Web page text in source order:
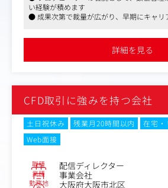
チャンネル数・配信者数の増加に伴い
数値管理から配信者サポート、企画立
応まで、プロデューサーの右腕として
る環境です。
＜具体的には＞
【1】数値管理・レポーティング
・担当チャンネルの売上・視聴者数・
・チャンネル別・配信別の実績を可視
ーへ報告
い経験が積めます
● 成果次第で裁量が広がり、早期にキャリ
詳細を見る
CFD取引に強みを持つ会社
土日祝休み 残業月20時間以内
在宅
Web面接
職種 配信ディレクター
業種 事業会社
勤務地 大阪府大阪市北区